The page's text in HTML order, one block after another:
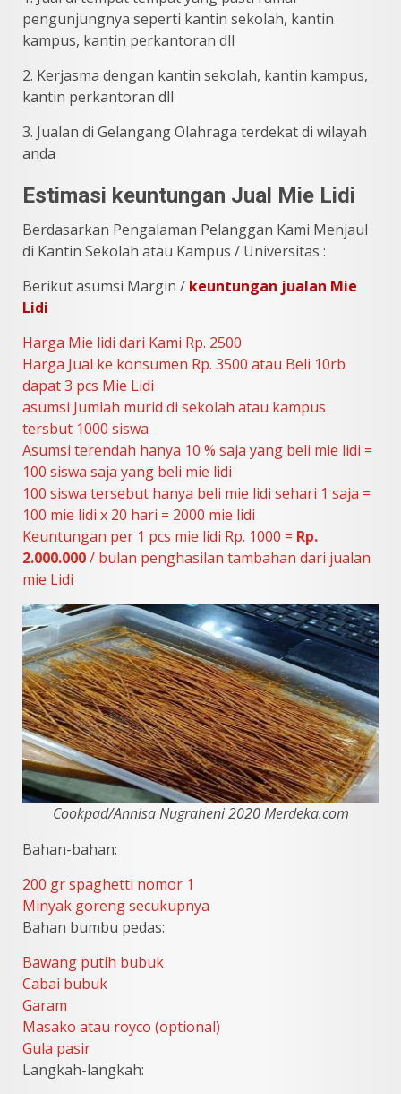
pengunjungnya seperti kantin sekolah, kantin
kampus, kantin perkantoran dll
2. Kerjasma dengan kantin sekolah, kantin kampus,
kantin perkantoran dll
3. Jualan di Gelangang Olahraga terdekat di wilayah
anda
Estimasi keuntungan Jual Mie Lidi
Berdasarkan Pengalaman Pelanggan Kami Menjaul
di Kantin Sekolah atau Kampus / Universitas :
Berikut asumsi Margin / keuntungan jualan Mie
Lidi
Harga Mie lidi dari Kami Rp. 2500
Harga Jual ke konsumen Rp. 3500 atau Beli 10rb
dapat 3 pcs Mie Lidi
asumsi Jumlah murid di sekolah atau kampus
tersbut 1000 siswa
Asumsi terendah hanya 10 % saja yang beli mie lidi =
100 siswa saja yang beli mie lidi
100 siswa tersebut hanya beli mie lidi sehari 1 saja =
100 mie lidi x 20 hari = 2000 mie lidi
Keuntungan per 1 pcs mie lidi Rp. 1000 = Rp.
2.000.000/ bulan penghasilan tambahan dari jualan
mie Lidi
Cookpad/Annisa Nugraheni 2020 Merdeka.com
Bahan-bahan:
200 gr spaghetti nomor 1
Minyak goreng secukupnya
Bahan bumbu pedas:
Bawang putih bubuk
Cabai bubuk
Garam
Masako atau royco (optional)
Gula pasir
Langkah-langkah: